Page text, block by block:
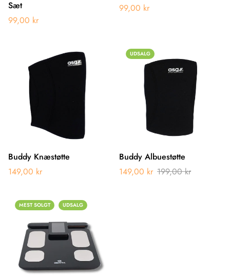
Sæt
99,00 kr
99,00 kr
Buddy Knæstøtte
149,00 kr
UDSALG
Buddy Albuestøtte
149,00 kr 199,00 kr
MEST SOLGT UDSALG